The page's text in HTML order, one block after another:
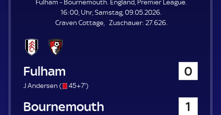
E
L
E
N
Fulham - Bournemouth. England, Premier League.
16:00, Uhr, Samstag, 09.05.2026.
Craven Cottage
Zuschauer: Z
27.626.
Fulham 0
J Andersen (
s
o
45+7'5
.
)
Bournemouth 1